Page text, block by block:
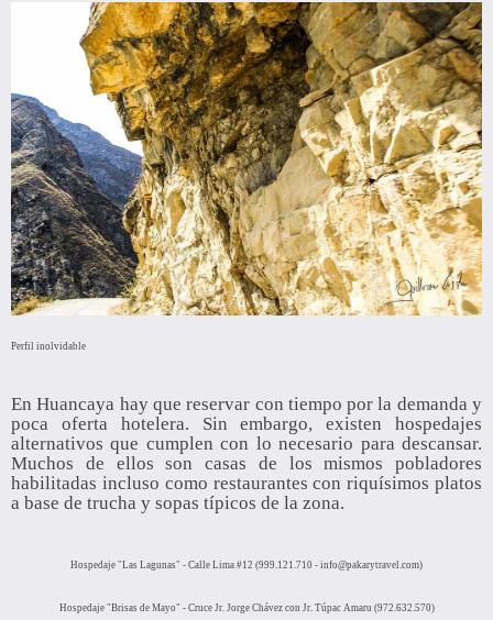
Perfil inolvidable
En Huancaya hay que reservar con tiempo por la demanda y
poca oferta hotelera. Sin embargo, existen hospedajes
alternativos que cumplen con lo necesario para descansar.
Muchos de ellos son casas de los mismos pobladores
habilitadas incluso como restaurantes con riquísimos platos
a base de trucha y sopas típicos de la zona.
Hospedaje "Las Lagunas" - Calle Lima #12 (999.121.710 - info@pakarytravel.com)
Hospedaje "Brisas de Mayo" - Cruce Jr. Jorge Chávez con Jr. Túpac Amaru (972.632.570)